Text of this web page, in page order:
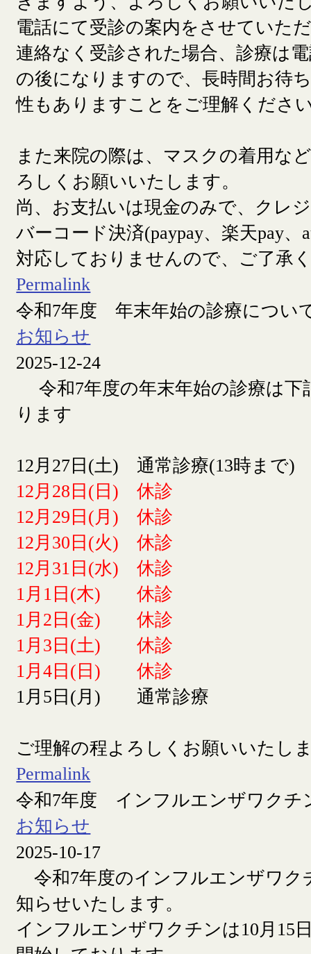
電話にて受診の案内をさせていた
連絡なく受診された場合、診療は
の後になりますので、長時間お待
性もありますことをご理解くださ
また来院の際は、マスクの着用な
ろしくお願いいたします。
尚、お支払いは現金のみで、クレ
バーコード決済(paypay、楽天pay、
対応しておりませんので、ご了承
Permalink
令和7年度 年末年始の診療につい
お知らせ
2025-12-24
令和7年度の年末年始の診療は下
ります
12月27日(土) 通常診療(13時まで)
12月28日(日) 休診
12月29日(月) 休診
12月30日(火) 休診
12月31日(水) 休診
1月1日(木) 休診
1月2日(金) 休診
1月3日(土) 休診
1月4日(日) 休診
1月5日(月) 通常診療
ご理解の程よろしくお願いいたし
Permalink
令和7年度 インフルエンザワクチ
お知らせ
2025-10-17
令和7年度のインフルエンザワク
知らせいたします。
インフルエンザワクチンは10月15